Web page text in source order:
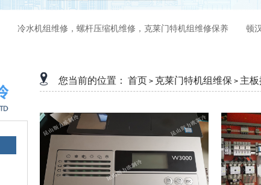
冷水机组维修，螺杆压缩机维修，克莱门特机组维修保养 顿
您当前的位置： 首页 > 克莱门特机组维保 > 主